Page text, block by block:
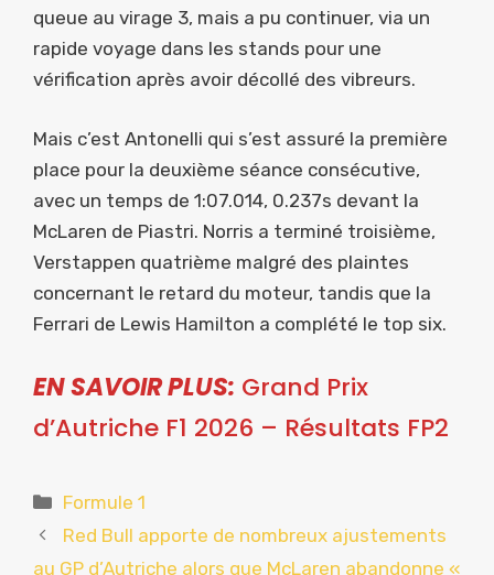
queue au virage 3, mais a pu continuer, via un
rapide voyage dans les stands pour une
vérification après avoir décollé des vibreurs.
Mais c’est Antonelli qui s’est assuré la première
place pour la deuxième séance consécutive,
avec un temps de 1:07.014, 0.237s devant la
McLaren de Piastri. Norris a terminé troisième,
Verstappen quatrième malgré des plaintes
concernant le retard du moteur, tandis que la
Ferrari de Lewis Hamilton a complété le top six.
EN SAVOIR PLUS: Grand Prix
d’Autriche F1 2026 – Résultats FP2
Catégories
Formule 1
Red Bull apporte de nombreux ajustements
au GP d’Autriche alors que McLaren abandonne «